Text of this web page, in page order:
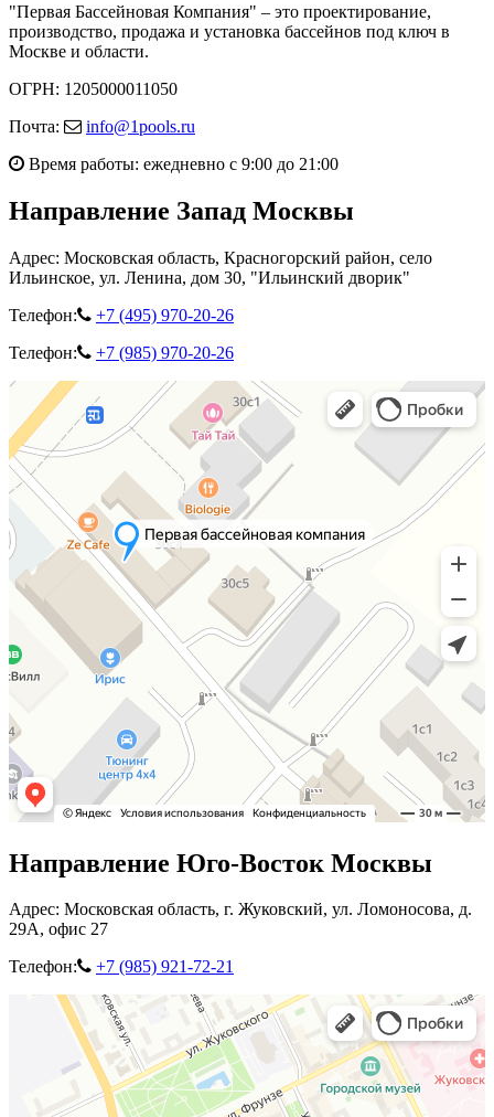
"Первая Бассейновая Компания" – это проектирование,
производство, продажа и установка бассейнов под ключ в
Москве и области.
ОГРН: 1205000011050
Почта:
info@1pools.ru
Время работы: ежедневно с 9:00 до 21:00
Направление Запад Москвы
Адрес: Московская область, Красногорский район, село
Ильинское, ул. Ленина, дом 30, "Ильинский дворик"
Телефон:
+7 (495) 970-20-26
Телефон:
+7 (985) 970-20-26
Направление Юго-Восток Москвы
Адрес: Московская область, г. Жуковский, ул. Ломоносова, д.
29А, офис 27
Телефон:
+7 (985) 921-72-21